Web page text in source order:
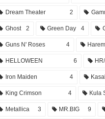
Dream Theater 2
Ghost 2 Green Day 4
Guns N' Roses 4
HELLOWEEN 6
Iron Maiden 4
King Crimson 4 Kula
Metallica 3 MR.BIG 9